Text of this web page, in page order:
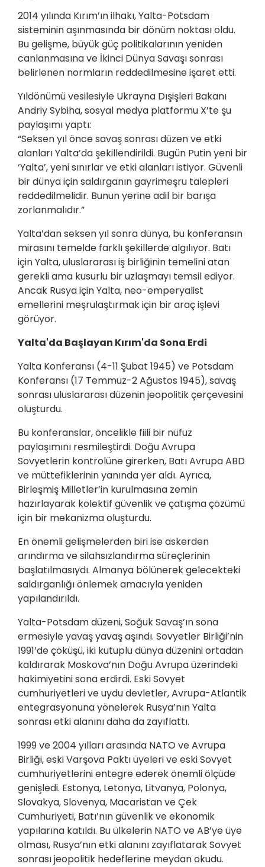
2014 yılında Kırım’ın ilhakı, Yalta-Potsdam
sisteminin aşınmasında bir dönüm noktası oldu.
Bu gelişme, büyük güç politikalarının yeniden
canlanmasına ve İkinci Dünya Savaşı sonrası
belirlenen normların reddedilmesine işaret etti.
Yıldönümü vesilesiyle Ukrayna Dışişleri Bakanı
Andriy Sybiha, sosyal medya platformu X’te şu
paylaşımı yaptı:
“Seksen yıl önce savaş sonrası düzen ve etki
alanları Yalta’da şekillendirildi. Bugün Putin yeni bir
‘Yalta’, yeni sınırlar ve etki alanları istiyor. Güvenli
bir dünya için saldırganın gayrimeşru talepleri
reddedilmelidir. Bunun yerine adil bir barışa
zorlanmalıdır.”
Yalta’dan seksen yıl sonra dünya, bu konferansın
mirasını temelde farklı şekillerde algılıyor. Batı
için Yalta, uluslararası iş birliğinin temelini atan
gerekli ama kusurlu bir uzlaşmayı temsil ediyor.
Ancak Rusya için Yalta, neo-emperyalist
emellerini meşrulaştırmak için bir araç işlevi
görüyor.
Yalta'da Başlayan Kırım'da Sona Erdi
Yalta Konferansı (4-11 Şubat 1945) ve Potsdam
Konferansı (17 Temmuz-2 Ağustos 1945), savaş
sonrası uluslararası düzenin jeopolitik çerçevesini
oluşturdu.
Bu konferanslar, öncelikle fiili bir nüfuz
paylaşımını resmileştirdi. Doğu Avrupa
Sovyetlerin kontrolüne girerken, Batı Avrupa ABD
ve müttefiklerinin yanında yer aldı. Ayrıca,
Birleşmiş Milletler’in kurulmasına zemin
hazırlayarak kolektif güvenlik ve çatışma çözümü
için bir mekanizma oluşturdu.
En önemli gelişmelerden biri ise askerden
arındırma ve silahsızlandırma süreçlerinin
başlatılmasıydı. Almanya bölünerek gelecekteki
saldırganlığı önlemek amacıyla yeniden
yapılandırıldı.
Yalta-Potsdam düzeni, Soğuk Savaş’ın sona
ermesiyle yavaş yavaş aşındı. Sovyetler Birliği’nin
1991’de çöküşü, iki kutuplu dünya düzenini ortadan
kaldırarak Moskova’nın Doğu Avrupa üzerindeki
hakimiyetini sona erdirdi. Eski Sovyet
cumhuriyetleri ve uydu devletler, Avrupa-Atlantik
entegrasyonuna yönelerek Rusya’nın Yalta
sonrası etki alanını daha da zayıflattı.
1999 ve 2004 yılları arasında NATO ve Avrupa
Birliği, eski Varşova Paktı üyeleri ve eski Sovyet
cumhuriyetlerini entegre ederek önemli ölçüde
genişledi. Estonya, Letonya, Litvanya, Polonya,
Slovakya, Slovenya, Macaristan ve Çek
Cumhuriyeti, Batı’nın güvenlik ve ekonomik
yapılarına katıldı. Bu ülkelerin NATO ve AB’ye üye
olması, Rusya’nın etki alanını zayıflatarak Sovyet
sonrası jeopolitik hedeflerine meydan okudu.